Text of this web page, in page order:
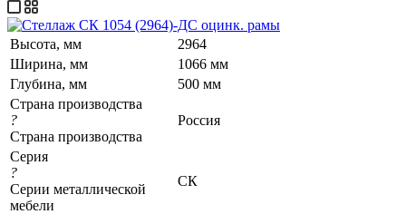
Высота, мм
2964
Ширина, мм
1066 мм
Глубина, мм
500 мм
Страна производства
?
Страна производства
Россия
Серия
?
Серии металлической
мебели
СК